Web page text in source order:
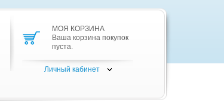
МОЯ КОРЗИНА
Ваша корзина покупок
пуста.
Личный кабинет